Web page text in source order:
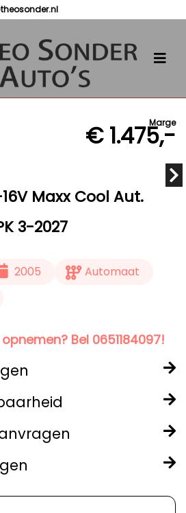
Marge
€ 1.475,-
Maxx Cool Aut.
3-2027
2005
Automaat
Bel 0651184097!